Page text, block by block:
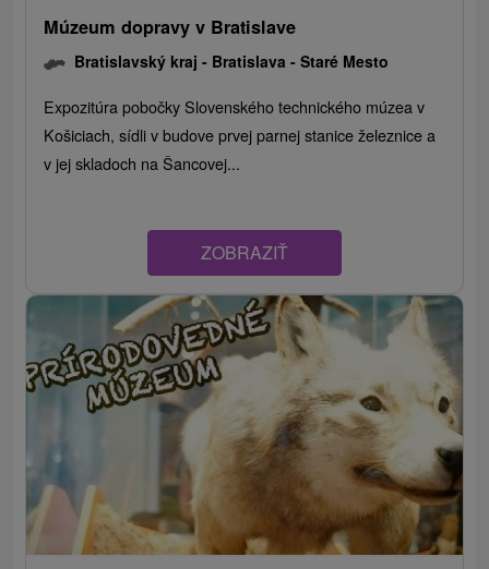
Múzeum dopravy v Bratislave
Bratislavský kraj - Bratislava - Staré Mesto
Expozitúra pobočky Slovenského technického múzea v
Košiciach, sídli v budove prvej parnej stanice železnice a
v jej skladoch na Šancovej...
ZOBRAZIŤ